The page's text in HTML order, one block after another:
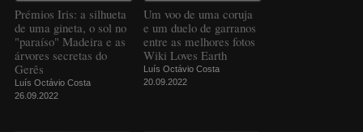
Prémios Iris: a silhueta
de uma gineta, o sol no
"paraíso" Madeira e as
árvores secretas do
Gerês
Luís Octávio Costa
26.09.2022
Um voo de uma coruja
e um duelo de garranos
entre as melhores fotos
Wiki Loves Earth
Luís Octávio Costa
20.09.2022